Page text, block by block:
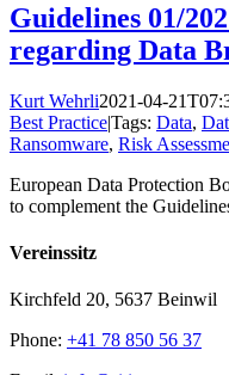
Guidelines 01/
regarding Data
Kurt Wehrli2021-04-
Best Practice|Tags: Data,
Ransomware, Risk
European Data Protection
to complement the
Vereinssitz
Kirchfeld 20, 5637 Beinwil
Phone: +41 78 850 56 37